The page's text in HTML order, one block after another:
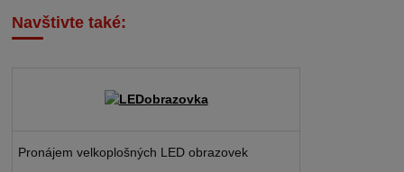
Navštivte také:
Pronájem velkoplošných LED obrazovek